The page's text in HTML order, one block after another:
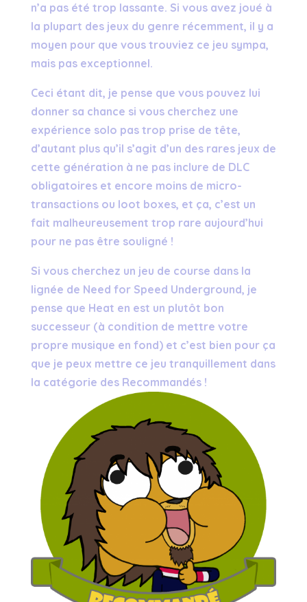
n’a pas été trop lassante. Si vous avez joué à
la plupart des jeux du genre récemment, il y a
moyen pour que vous trouviez ce jeu sympa,
mais pas exceptionnel.
Ceci étant dit, je pense que vous pouvez lui
donner sa chance si vous cherchez une
expérience solo pas trop prise de tête,
d’autant plus qu’il s’agit d’un des rares jeux de
cette génération à ne pas inclure de DLC
obligatoires et encore moins de micro-
transactions ou loot boxes, et ça, c’est un
fait malheureusement trop rare aujourd’hui
pour ne pas être souligné !
Si vous cherchez un jeu de course dans la
lignée de Need for Speed Underground, je
pense que Heat en est un plutôt bon
successeur (à condition de mettre votre
propre musique en fond) et c’est bien pour ça
que je peux mettre ce jeu tranquillement dans
la catégorie des Recommandés !